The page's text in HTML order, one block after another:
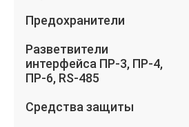
Предохранители
Разветвители
интерфейса ПР-3, ПР-4,
ПР-6, RS-485
Средства защиты